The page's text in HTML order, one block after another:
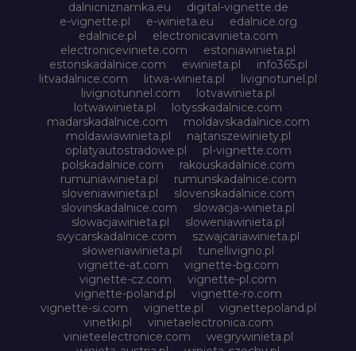
dalnicniznamka.eu
digital-vignette.de
e-vignette.pl
e-winieta.eu
edalnice.org
edalnice.pl
electronicavinieta.com
electroniceviniete.com
estoniawinieta.pl
estonskadalnice.com
ewinieta.pl
info365.pl
litvadalnice.com
litwa-winieta.pl
livignotunel.pl
livignotunnel.com
lotvawinieta.pl
lotwawinieta.pl
lotysskadalnice.com
madarskadalnice.com
moldavskadalnice.com
moldawiawinieta.pl
najtanszewiniety.pl
oplatyautostradowe.pl
pl-vignette.com
polskadalnice.com
rakouskadalnice.com
rumuniawinieta.pl
rumunskadalnice.com
sloveniawinieta.pl
slovenskadalnice.com
slovinskadalnice.com
slowacja-winieta.pl
slowacjawinieta.pl
sloweniawinieta.pl
svycarskadalnice.com
szwajcariawinieta.pl
słoweniawinieta.pl
tunellivigno.pl
vignette-at.com
vignette-bg.com
vignette-cz.com
vignette-pl.com
vignette-poland.pl
vignette-ro.com
vignette-si.com
vignette.pl
vignettepoland.pl
vinetki.pl
vinietaelectronica.com
vinieteelectronice.com
wegrywinieta.pl